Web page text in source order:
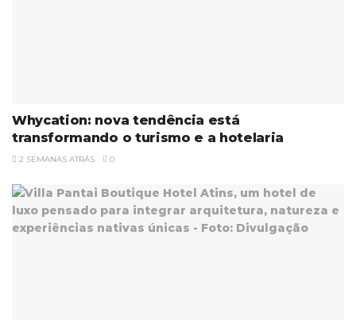
Whycation: nova tendência está
transformando o turismo e a hotelaria
2 SEMANAS ATRÁS 0